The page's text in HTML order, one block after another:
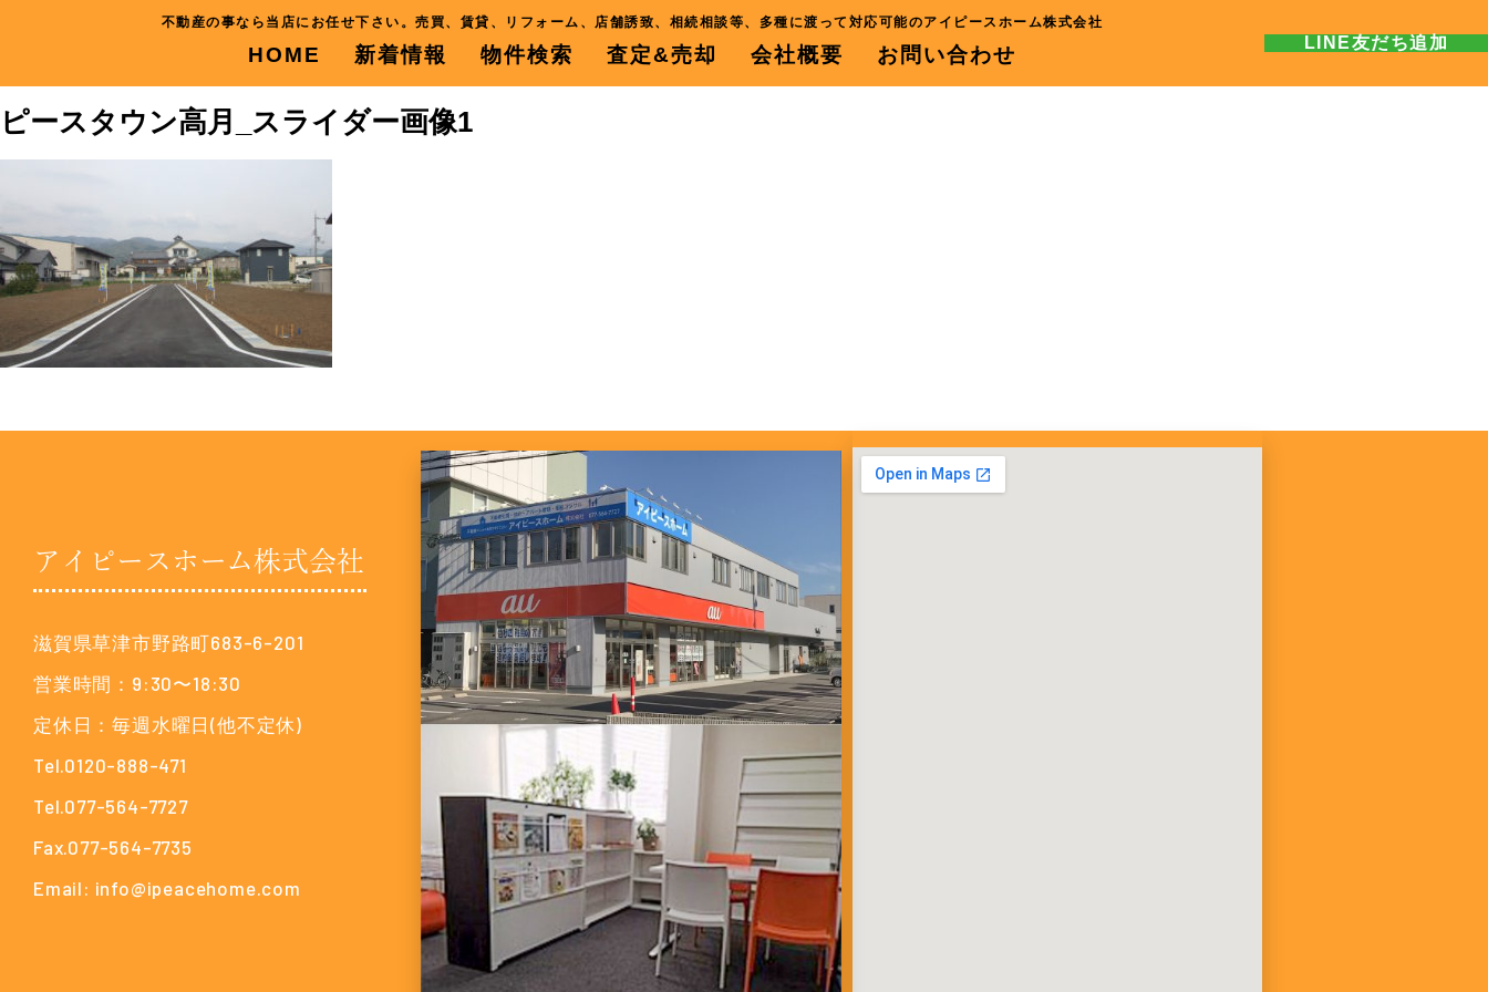
不動産の事なら当店にお任せ下さい。売買、賃貸、リフォーム、店舗誘致、相続相談等、多種に渡って対応可能のアイピースホーム株式会社
HOME 新着情報 物件検索 査定&売却 会社概要 お問い合わせ
LINE友だち追加
ピースタウン高月_スライダー画像1
アイピースホーム株式会社
滋賀県草津市野路町683-6-201
営業時間：9:30〜18:30
定休日：毎週水曜日(他不定休)
Tel.0120-888-471
Tel.077-564-7727
Fax.077-564-7735
Email: info@ipeacehome.com